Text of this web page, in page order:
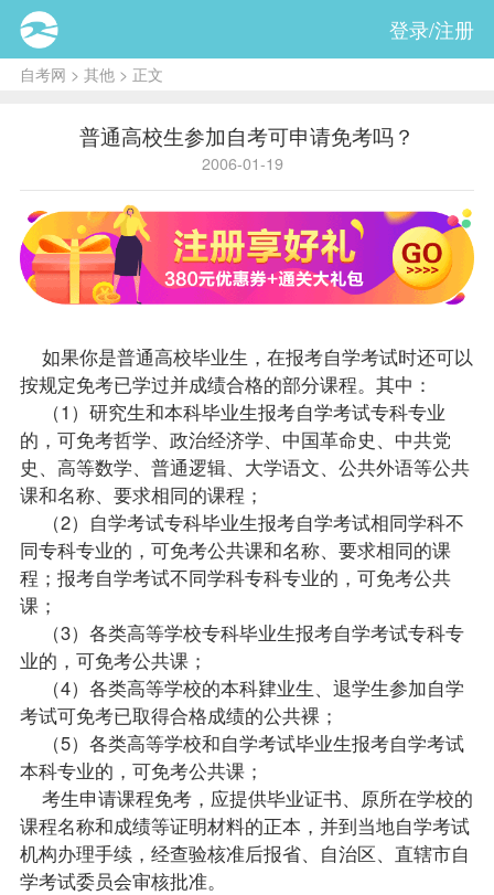
登录/注册
自考网 > 其他 > 正文
普通高校生参加自考可申请免考吗？
2006-01-19
如果你是普通高校毕业生 ，在报考自学考试时还可以
按规定免考已学过并成绩合格的部分课程。其中：
（1）研究生和本科毕业生报考自学考试专科专业
的，可免考哲学、政治经济学、中国革命史、中共党
史、高等数学、普通逻辑、 大学语文、公共外语等公共
课和名称、要求相同的课程；
（2）自学考试专科毕业生报考自学考试相同学科不
同专科专业的，可免考公共课和名称、要求相同的课
程；报考自学考试不同学科专科专业的，可免考公共
课；
（3）各类高等学校专科毕业生报考自学考试专科专
业的，可免考公共课；
（4）各类高等学校的本科肄业生、退学生参加自学
考试可免考已取得合格成绩的公共裸；
（5）各类高等学校和自学考试毕业生报考自学考试
本科专业的，可免考公共课；
考生申请课程免考，应提供毕业证书、原所在学校的
课程名称和成绩等证明材料的正本，并到当地自学考试
机构办理手续，经查验核准后报省、自治区、直辖市自
学考试委员会审核批准。